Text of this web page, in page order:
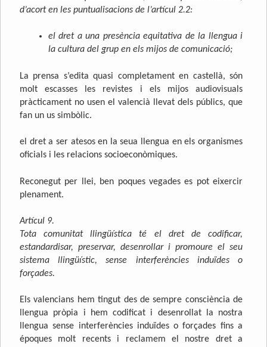
d’acort en les puntualisacions de l’artícul 2.2:
el dret a una presència equitativa de la llengua i
la cultura del grup en els mijos de comunicació;
La prensa s’edita quasi completament en castellà, són
molt escasses les revistes i els mijos audiovisuals
pràcticament no usen el valencià llevat dels públics, que
fan un us simbòlic.
el dret a ser atesos en la seua llengua en els organismes
oficials i les relacions socioeconòmiques.
Reconegut per llei, ben poques vegades es pot eixercir
plenament.
Artícul 9.
Tota comunitat llingüística té el dret de codificar,
estandardisar, preservar, desenrollar i promoure el seu
sistema llingüístic, sense interferències induïdes o
forçades.
Els valencians hem tingut des de sempre consciència de
llengua pròpia i hem codificat i desenrollat la nostra
llengua sense interferències induïdes o forçades fins a
époques molt recents i reclamem el nostre dret a